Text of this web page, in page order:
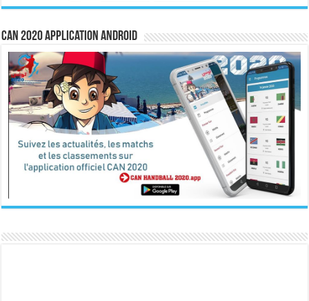
CAN 2020 Application Android